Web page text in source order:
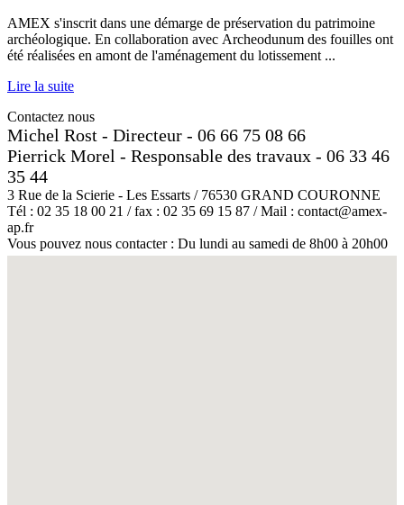
AMEX s'inscrit dans une démarge de préservation du patrimoine
archéologique. En collaboration avec Archeodunum des fouilles ont
été réalisées en amont de l'aménagement du lotissement ...
Lire la suite
Contactez nous
Michel Rost - Directeur - 06 66 75 08 66
Pierrick Morel - Responsable des travaux - 06 33 46
35 44
3 Rue de la Scierie - Les Essarts / 76530 GRAND COURONNE
Tél : 02 35 18 00 21 / fax : 02 35 69 15 87 / Mail : contact@amex-
ap.fr
Vous pouvez nous contacter : Du lundi au samedi de 8h00 à 20h00